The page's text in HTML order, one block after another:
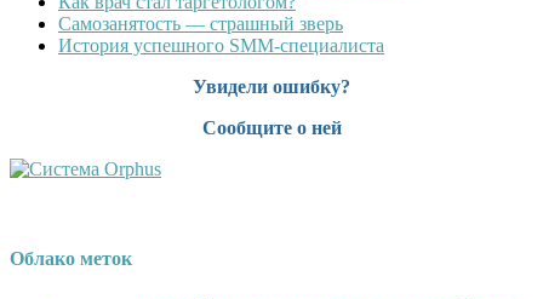
Cамозанятость — страшный зверь
История успешного SMM-специалиста
Увидели ошибку?
Сообщите о ней
Облако меток